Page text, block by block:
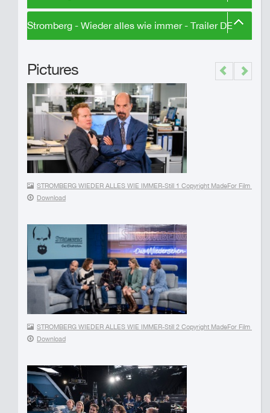
Stromberg - Wieder alles wie immer - Trailer DE
Pictures
STROMBERG WIEDER ALLES WIE IMMER-Still 1 Copyright MadeFor Film Willi
Download
STROMBERG WIEDER ALLES WIE IMMER-Still 2 Copyright MadeFor Film
Download
Previous
Next